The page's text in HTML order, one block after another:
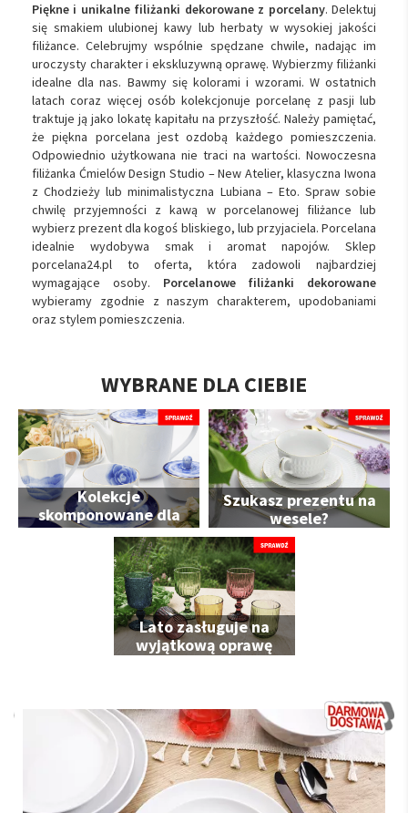
Piękne i unikalne filiżanki dekorowane z porcelany. Delektuj
się smakiem ulubionej kawy lub herbaty w wysokiej jakości
filiżance. Celebrujmy wspólnie spędzane chwile, nadając im
uroczysty charakter i ekskluzywną oprawę. Wybierzmy filiżanki
idealne dla nas. Bawmy się kolorami i wzorami. W ostatnich
latach coraz więcej osób kolekcjonuje porcelanę z pasji lub
traktuje ją jako lokatę kapitału na przyszłość. Należy pamiętać,
że piękna porcelana jest ozdobą każdego pomieszczenia.
Odpowiednio użytkowana nie traci na wartości. Nowoczesna
filiżanka Ćmielów Design Studio – New Atelier, klasyczna Iwona
z Chodzieży lub minimalistyczna Lubiana – Eto. Spraw sobie
chwilę przyjemności z kawą w porcelanowej filiżance lub
wybierz prezent dla kogoś bliskiego, lub przyjaciela. Porcelana
idealnie wydobywa smak i aromat napojów. Sklep
porcelana24.pl to oferta, która zadowoli najbardziej
wymagające osoby. Porcelanowe filiżanki dekorowane
wybieramy zgodnie z naszym charakterem, upodobaniami
oraz stylem pomieszczenia.
WYBRANE DLA CIEBIE
Kolekcje
skomponowane dla
Ciebie
Szukasz prezentu na
wesele?
Lato zasługuje na
wyjątkową oprawę